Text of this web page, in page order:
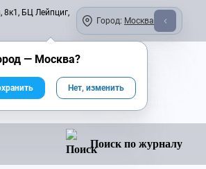
8к1, БЦ Лейпциг,
Город: Москва
журнал
Поиск по журналу
— Москва?
Нет, изменить